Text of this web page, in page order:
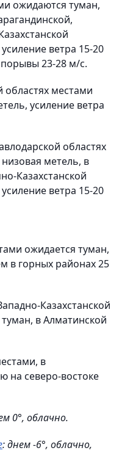
ожидаются туман,
ветра 15-20
23-28 м/с.
областях местами
усиление ветра
областях
метель, в
Казахстанской
ветра 15-20
ожидается туман,
в горных районах 25
Казахстанской
в Алматинской
в
на северо-востоке
0°, облачно.
: днем -6°, облачно,